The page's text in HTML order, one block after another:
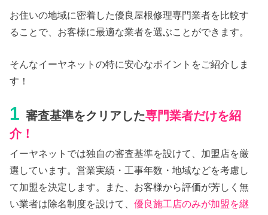
お住いの地域に密着した優良屋根修理専門業者を比較す
ることで、お客様に最適な業者を選ぶことができます。
そんなイーヤネットの特に安心なポイントをご紹介しま
す！
1 審査基準をクリアした専門業者だけを紹
介！
イーヤネットでは独自の審査基準を設けて、加盟店を厳
選しています。営業実績・工事年数・地域などを考慮し
て加盟を決定します。また、お客様から評価が芳しく無
い業者は除名制度を設けて、優良施工店のみが加盟を継